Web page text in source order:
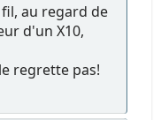
au regard de
d'un X10,
regrette pas!